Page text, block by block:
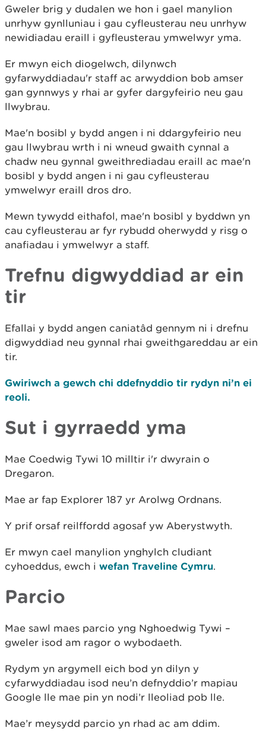
Gweler brig y dudalen we hon i gael manylion
unrhyw gynlluniau i gau cyfleusterau neu unrhyw
newidiadau eraill i gyfleusterau ymwelwyr yma.
Er mwyn eich diogelwch, dilynwch
gyfarwyddiadau'r staff ac arwyddion bob amser
gan gynnwys y rhai ar gyfer dargyfeirio neu gau
llwybrau.
Mae'n bosibl y bydd angen i ni ddargyfeirio neu
gau llwybrau wrth i ni wneud gwaith cynnal a
chadw neu gynnal gweithrediadau eraill ac mae'n
bosibl y bydd angen i ni gau cyfleusterau
ymwelwyr eraill dros dro.
Mewn tywydd eithafol, mae'n bosibl y byddwn yn
cau cyfleusterau ar fyr rybudd oherwydd y risg o
anafiadau i ymwelwyr a staff.
Trefnu digwyddiad ar ein
tir
Efallai y bydd angen caniatâd gennym ni i drefnu
digwyddiad neu gynnal rhai gweithgareddau ar ein
tir.
Gwiriwch a gewch chi ddefnyddio tir rydyn ni’n ei
reoli.
Sut i gyrraedd yma
Mae Coedwig Tywi 10 milltir i'r dwyrain o
Dregaron.
Mae ar fap Explorer 187 yr Arolwg Ordnans.
Y prif orsaf reilffordd agosaf yw Aberystwyth.
Er mwyn cael manylion ynghylch cludiant
cyhoeddus, ewch i wefan Traveline Cymru.
Parcio
Mae sawl maes parcio yng Nghoedwig Tywi –
gweler isod am ragor o wybodaeth.
Rydym yn argymell eich bod yn dilyn y
cyfarwyddiadau isod neu’n defnyddio’r mapiau
Google lle mae pin yn nodi’r lleoliad pob lle.
Mae’r meysydd parcio yn rhad ac am ddim.